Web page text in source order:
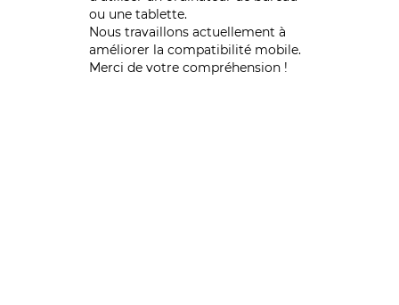
ou une tablette.
Nous travaillons actuellement à
améliorer la compatibilité mobile.
Merci de votre compréhension !